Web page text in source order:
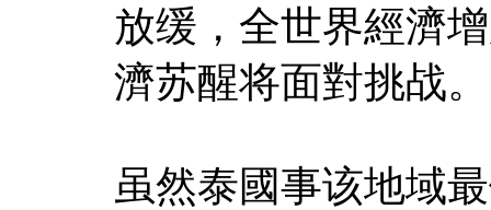
放缓，全世界經濟
濟苏醒将面對挑战。
虽然泰國事该地域